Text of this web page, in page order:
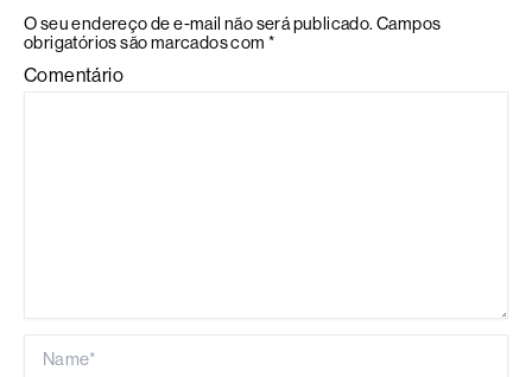
O seu endereço de e-mail não será publicado. Campos
obrigatórios são marcados com *
Comentário